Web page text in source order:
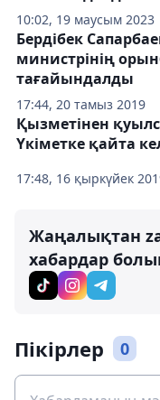
10:02, 19 маусым 2023
17:44, 20 тамыз 2019
Бердібек
министрінің
тағайындалды
17:48, 16 қыркүйек
Қызметінен
Үкіметке қайта
Жаңалықтан
хабардар
Пікірлер 0